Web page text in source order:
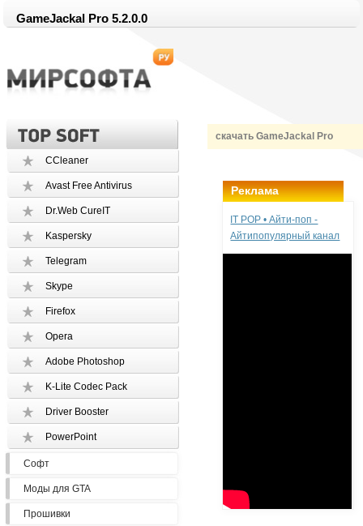
GameJackal Pro 5.2.0.0
скачать GameJackal Pro
CCleaner
Avast Free Antivirus
Dr.Web CureIT
Kaspersky
Telegram
Skype
Firefox
Opera
Adobe Photoshop
K-Lite Codec Pack
Driver Booster
PowerPoint
Софт
Моды для GTA
Прошивки
Реклама
IT POP • Айти-поп -
Айтипопулярный канал